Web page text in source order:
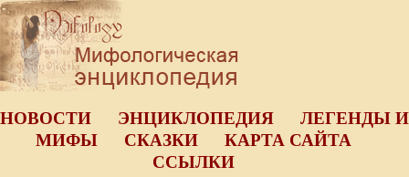
НОВОСТИ ЭНЦИКЛОПЕДИЯ
ЛЕГЕНДЫ И
МИФЫ
СКАЗКИ
КАРТА САЙТА
ССЫЛКИ